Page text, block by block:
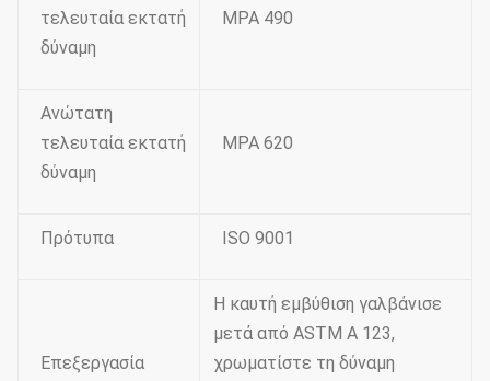
τελευταία εκτατή
δύναμη
MPA 490
Ανώτατη
τελευταία εκτατή
δύναμη
MPA 620
Πρότυπα ISO 9001
Επεξεργασία
Η καυτή εμβύθιση γαλβάνισε
μετά από ASTM Α 123,
χρωματίστε τη δύναμη